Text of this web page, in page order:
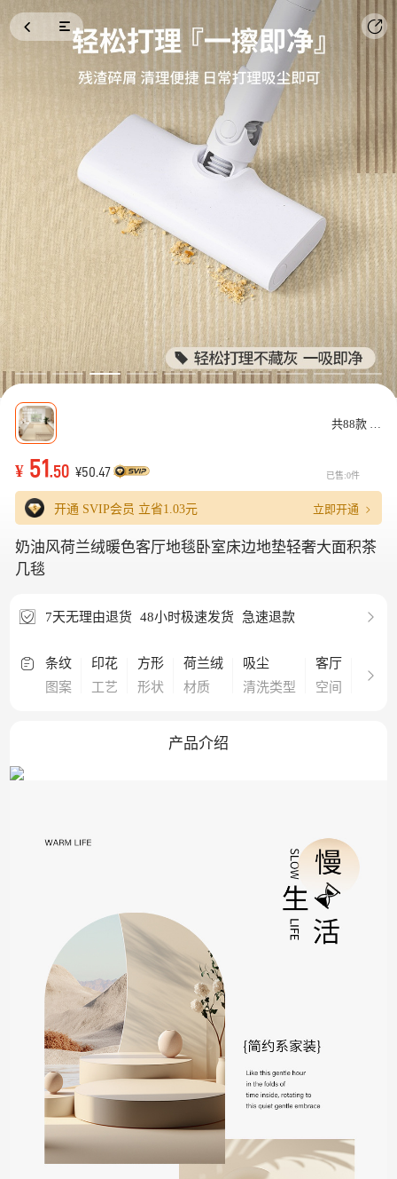
共88款
¥ 51 .50 ¥50.47 已售:0件
开通 SVIP会员 立省1.03元 立即开通
奶油风荷兰绒暖色客厅地毯卧室床边地垫轻奢大面积茶
几毯
7天无理由退货 48小时极速发货 急速退款
条纹
图案
印花
工艺
方形
形状
荷兰绒
材质
吸尘
清洗类型
客厅
空间
产品介绍